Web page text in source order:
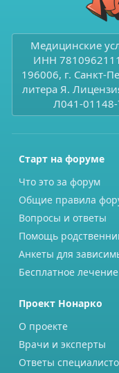
Медицинские
ИНН
196006, г. Санкт-
литера Я.
Л041-
Старт на форуме
Что это за форум
Общие правила
Вопросы и ответы
Помощь
Анкеты для
Бесплатное лечение
Проект Нонарко
О проекте
Врачи и эксперты
Ответы